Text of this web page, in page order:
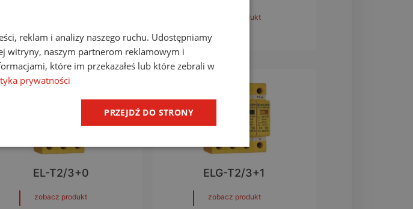
zobacz produkt
EL-T2/3+0
zobacz produkt
ELG-T2/3+1
zobacz produkt
reklam i analizy naszego ruchu. Udostępniamy
witryny, naszym partnerom reklamowym i
które im przekazałeś lub które zebrali w
prywatności
PRZEJDŹ DO STRONY